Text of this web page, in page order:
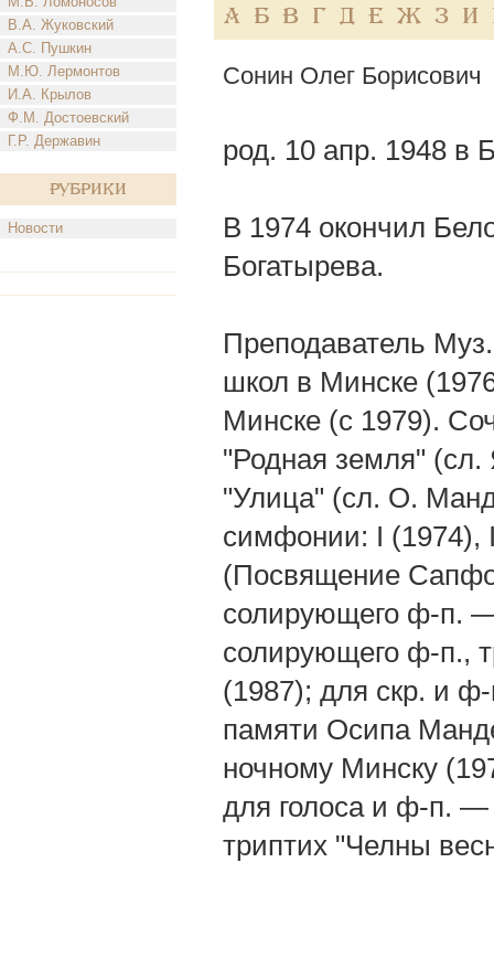
В.А. Жуковский
А.С. Пушкин
М.Ю. Лермонтов
И.А. Крылов
Ф.М. Достоевский
Г.Р. Державин
Рубрики
Новости
А Б В Г Д Е Ж З И
Сонин Олег Борисович
род. 10 апр. 1948 в
В 1974 окончил
Богатырева.
Преподаватель
школ в Минске
Минске (с 1979).
"Родная земля"
"Улица" (сл. О.
симфонии: I (1974),
(Посвящение
солирующего ф-п.
солирующего ф-п.,
(1987); для скр. и
памяти Осипа
ночному Минску
для голоса и ф-п.
триптих "Челны